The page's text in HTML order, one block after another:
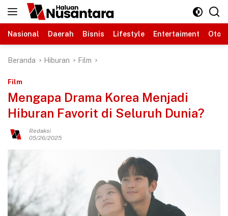
Langsung
Nasional
Daerah Bisnis Lifestyle Entertaiment
Beranda Hiburan Film
Film
Mengapa Drama Korea Menjadi
Hiburan Favorit di Seluruh Dunia?
Redaksi
05/26/2025